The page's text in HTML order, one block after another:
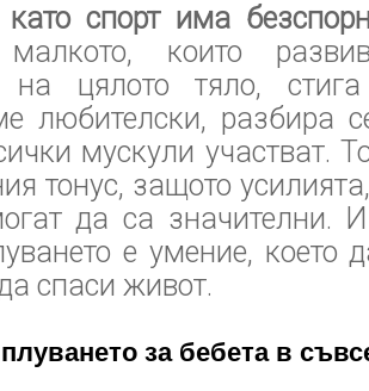
като спорт има
които
на цялото тяло,
любителски, разбира
мускули участват.
тонус, защото
да са значителни.
е умение, което
спаси живот.
за бебета в